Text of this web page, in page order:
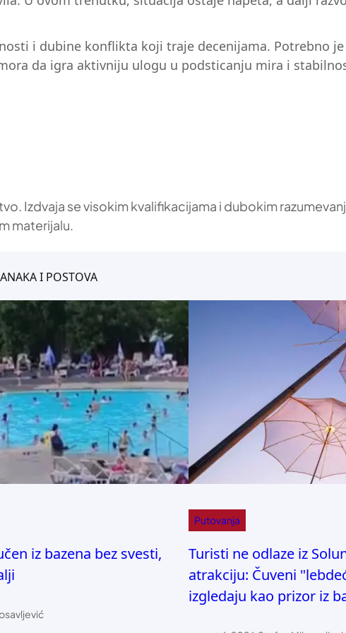
i dubine konflikta koji traje decenijama. Potrebno
da igra aktivniju ulogu u podsticanju mira i
Izdvaja se visokim kvalifikacijama i dubokim
materijalu.
I POSTOVA
iz bazena bez svesti,
Putovanja
Turisti ne odlaze iz
atrakciju: Čuveni
izgledaju kao prizor iz